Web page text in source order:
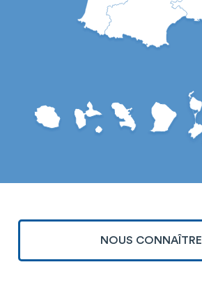
NOUS CONNAÎTRE